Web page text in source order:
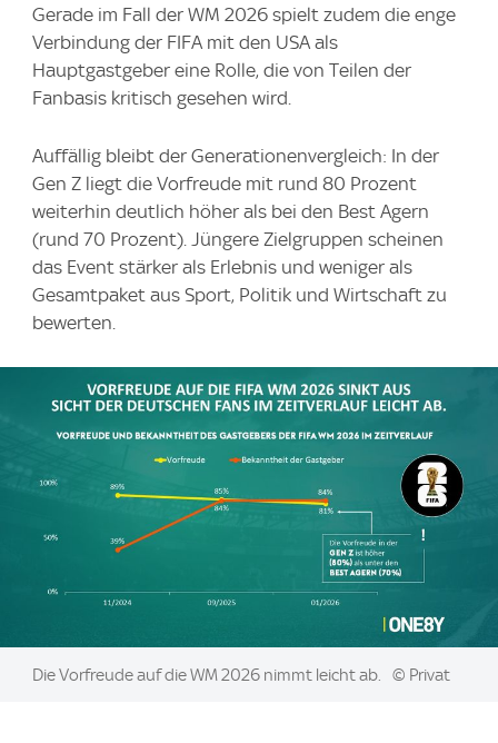
Gerade im Fall der WM 2026 spielt zudem die enge
Verbindung der FIFA mit den USA als
Hauptgastgeber eine Rolle, die von Teilen der
Fanbasis kritisch gesehen wird.
Auffällig bleibt der Generationenvergleich: In der
Gen Z liegt die Vorfreude mit rund 80 Prozent
weiterhin deutlich höher als bei den Best Agern
(rund 70 Prozent). Jüngere Zielgruppen scheinen
das Event stärker als Erlebnis und weniger als
Gesamtpaket aus Sport, Politik und Wirtschaft zu
bewerten.
Image:
Die Vorfreude auf die WM 2026 nimmt leicht ab. © Privat